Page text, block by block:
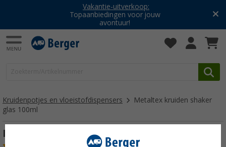
Vakantie-uitverkoop:
Topaanbiedingen voor jouw
avontuur!
Kruidenpotjes en vloeistofdispensers
Metaltex kruiden shaker
glas 100ml
Metaltex kruiden shaker glas 100ml